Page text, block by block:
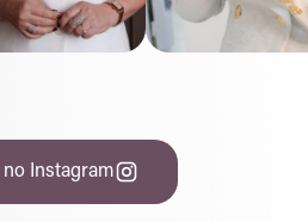
Instagram